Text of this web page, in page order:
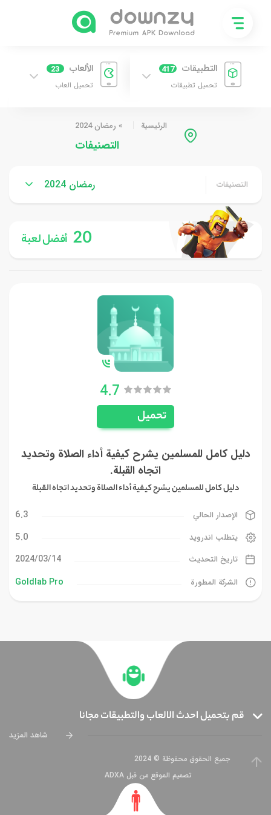
التطبيقات 417
تحميل تطبيقات
الألعاب 23
تحميل العاب
الرئيسية » رمضان 2024
التصنيفات
التصنيفات رمضان 2024
20 أفضل لعبة
4.7
تحميل
دليل كامل للمسلمين يشرح كيفية أداء الصلاة وتحديد
اتجاه القبلة.
دليل كامل للمسلمين يشرح كيفية أداء الصلاة وتحديد اتجاه القبلة
الإصدار الحالي 6.3
يتطلب اندرويد 5.0
تاريخ التحديث 14‏/03‏/2024
الشركة المطورة Goldlab Pro
قم بتحميل احدث الالعاب والتطبيقات مجانا
شاهد المزيد
جميع الحقوق محفوظة © 2024
تصميم الموقع من قبل ADXA